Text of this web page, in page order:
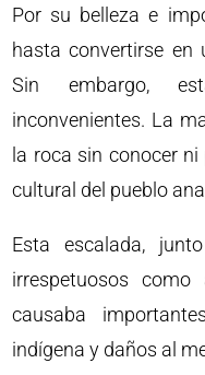
Por su belleza e
hasta convertirse en
Sin embargo,
inconvenientes. La
la roca sin conocer
cultural del pueblo
Esta escalada,
irrespetuosos
causaba
indígena y daños al